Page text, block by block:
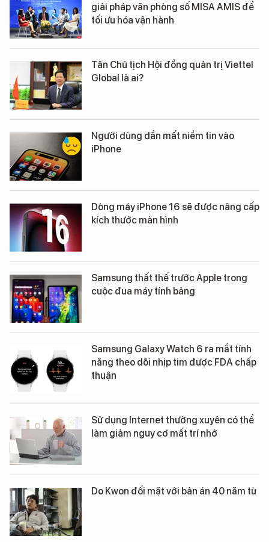
giải pháp văn phòng số MISA AMIS để
tối ưu hóa vận hành
Tân Chủ tịch Hội đồng quản trị Viettel
Global là ai?
Người dùng dần mất niềm tin vào
iPhone
Dòng máy iPhone 16 sẽ được nâng cấp
kích thước màn hình
Samsung thất thế trước Apple trong
cuộc đua máy tính bảng
Samsung Galaxy Watch 6 ra mắt tính
năng theo dõi nhịp tim được FDA chấp
thuận
Sử dụng Internet thường xuyên có thể
làm giảm nguy cơ mất trí nhớ
Do Kwon đối mặt với bản án 40 năm tù